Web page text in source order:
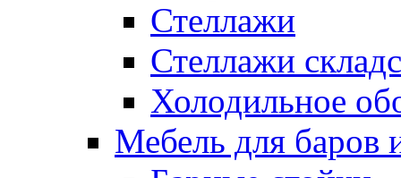
Стеллажи
Стеллажи
Холодильное
Мебель для баров